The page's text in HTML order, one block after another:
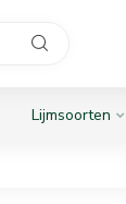
Lijmsoorten